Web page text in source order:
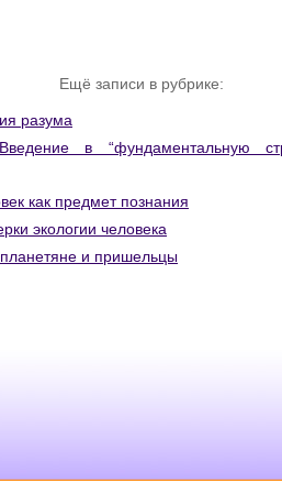
Ещё записи в рубрике:
разума
в “фундаментальную
как предмет познания
экологии человека
и пришельцы